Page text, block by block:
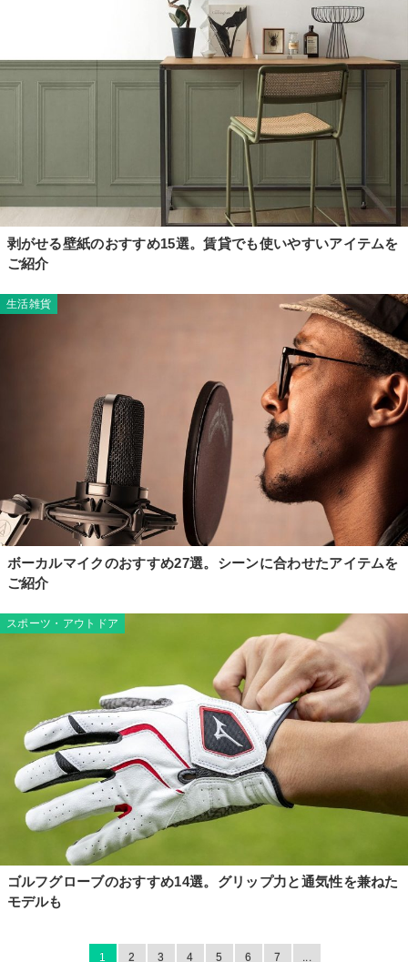
剥がせる壁紙のおすすめ15選。賃貸でも使いやすいアイテムを
ご紹介
生活雑貨
ボーカルマイクのおすすめ27選。シーンに合わせたアイテムを
ご紹介
スポーツ・アウトドア
ゴルフグローブのおすすめ14選。グリップ力と通気性を兼ねた
モデルも
1 2 3 4 5 6 7 ...